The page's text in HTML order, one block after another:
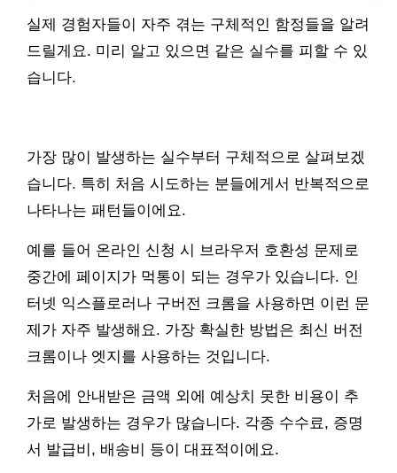
실제 경험자들이 자주 겪는 구체적인 함정들을 알려
드릴게요. 미리 알고 있으면 같은 실수를 피할 수 있
습니다.
가장 많이 발생하는 실수부터 구체적으로 살펴보겠
습니다. 특히 처음 시도하는 분들에게서 반복적으로
나타나는 패턴들이에요.
예를 들어 온라인 신청 시 브라우저 호환성 문제로
중간에 페이지가 먹통이 되는 경우가 있습니다. 인
터넷 익스플로러나 구버전 크롬을 사용하면 이런 문
제가 자주 발생해요. 가장 확실한 방법은 최신 버전
크롬이나 엣지를 사용하는 것입니다.
처음에 안내받은 금액 외에 예상치 못한 비용이 추
가로 발생하는 경우가 많습니다. 각종 수수료, 증명
서 발급비, 배송비 등이 대표적이에요.